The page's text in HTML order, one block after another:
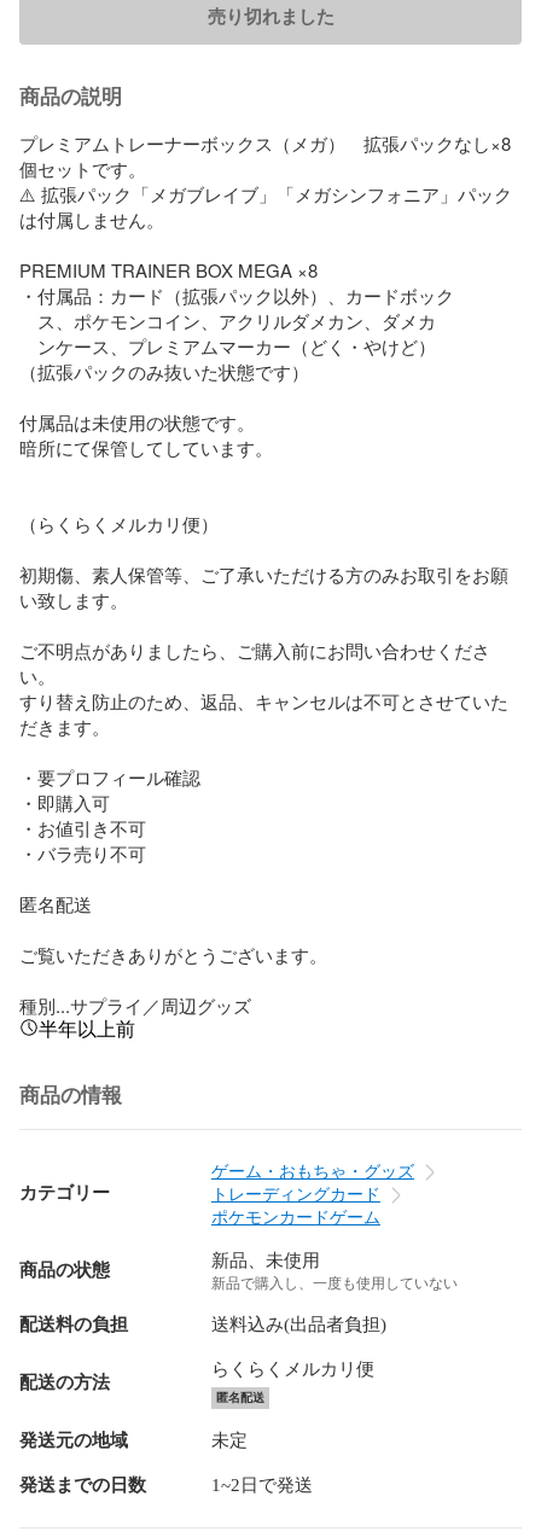
売り切れました
商品の説明
プレミアムトレーナーボックス（メガ）　拡張パックなし×8
個セットです。
⚠️ 拡張パック「メガブレイブ」「メガシンフォニア」パック
は付属しません。
PREMIUM TRAINER BOX MEGA ×8
・付属品：カード（拡張パック以外）、カードボック
ス、ポケモンコイン、アクリルダメカン、ダメカ
ンケース、プレミアムマーカー（どく・やけど）
（拡張パックのみ抜いた状態です）
付属品は未使用の状態です。
暗所にて保管してしています。
（らくらくメルカリ便）
初期傷、素人保管等、ご了承いただける方のみお取引をお願
い致します。
ご不明点がありましたら、ご購入前にお問い合わせくださ
い。
すり替え防止のため、返品、キャンセルは不可とさせていた
だきます。
・要プロフィール確認
・即購入可
・お値引き不可
・バラ売り不可
匿名配送
ご覧いただきありがとうございます。
種別...サプライ／周辺グッズ
半年以上前
商品の情報
カテゴリー
ゲーム・おもちゃ・グッズ
トレーディングカード
ポケモンカードゲーム
商品の状態 新品、未使用
新品で購入し、一度も使用していない
配送料の負担 送料込み(出品者負担)
配送の方法
らくらくメルカリ便
匿名配送
発送元の地域 未定
発送までの日数 1~2日で発送